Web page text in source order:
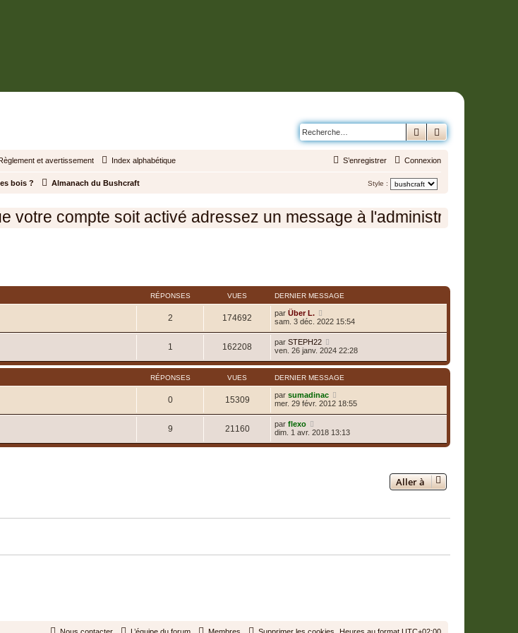
RechercherRecherche
et avertissement Index alphabétique Connexion
S’enregistrer
Style :
bois ? Almanach du Bushcraft
compte soit activé adressez un message à l'administration en
RÉPONSES VUES DERNIER MESSAGE
2 174692 par Über L.
sam. 3 déc. 2022 15:54
1 162208 par STEPH22
ven. 26 janv. 2024 22:28
RÉPONSES VUES DERNIER MESSAGE
0 15309 par sumadinac
mer. 29 févr. 2012 18:55
9 21160 par flexo
dim. 1 avr. 2018 13:13
Aller à